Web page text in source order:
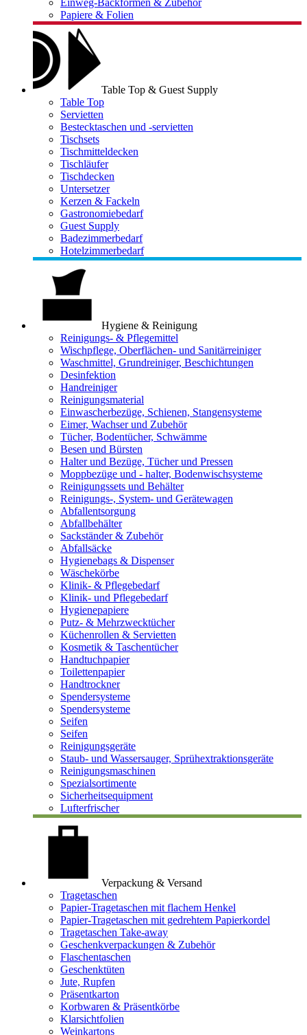
Einweg-Backformen & Zubehör
Papiere & Folien
Table Top & Guest Supply
Table Top
Servietten
Bestecktaschen und -servietten
Tischsets
Tischmitteldecken
Tischläufer
Tischdecken
Untersetzer
Kerzen & Fackeln
Gastronomiebedarf
Guest Supply
Badezimmerbedarf
Hotelzimmerbedarf
Hygiene & Reinigung
Reinigungs- & Pflegemittel
Wischpflege, Oberflächen- und Sanitärreiniger
Waschmittel, Grundreiniger, Beschichtungen
Desinfektion
Handreiniger
Reinigungsmaterial
Einwascherbezüge, Schienen, Stangensysteme
Eimer, Wachser und Zubehör
Tücher, Bodentücher, Schwämme
Besen und Bürsten
Halter und Bezüge, Tücher und Pressen
Moppbezüge und - halter, Bodenwischsysteme
Reinigungssets und Behälter
Reinigungs-, System- und Gerätewagen
Abfallentsorgung
Abfallbehälter
Sackständer & Zubehör
Abfallsäcke
Hygienebags & Dispenser
Wäschekörbe
Klinik- & Pflegebedarf
Klinik- und Pflegebedarf
Hygienepapiere
Putz- & Mehrzwecktücher
Küchenrollen & Servietten
Kosmetik & Taschentücher
Handtuchpapier
Toilettenpapier
Handtrockner
Spendersysteme
Spendersysteme
Seifen
Seifen
Reinigungsgeräte
Staub- und Wassersauger, Sprühextraktionsgeräte
Reinigungsmaschinen
Spezialsortimente
Sicherheitsequipment
Lufterfrischer
Verpackung & Versand
Tragetaschen
Papier-Tragetaschen mit flachem Henkel
Papier-Tragetaschen mit gedrehtem Papierkordel
Tragetaschen Take-away
Geschenkverpackungen & Zubehör
Flaschentaschen
Geschenktüten
Jute, Rupfen
Präsentkarton
Korbwaren & Präsentkörbe
Klarsichtfolien
Weinkartons